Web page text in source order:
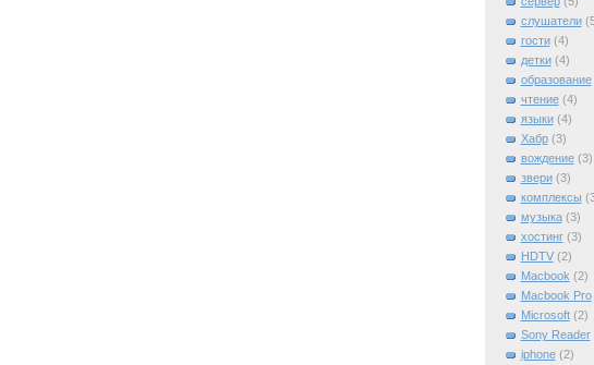
слушатели
гости (4)
детки (4)
образование
чтение (4)
языки (4)
Хабр (3)
вождение (3)
звери (3)
комплексы
музыка (3)
хостинг (3)
HDTV (2)
Macbook (2)
Macbook Pro
Microsoft (2)
Sony Reader
iphone (2)